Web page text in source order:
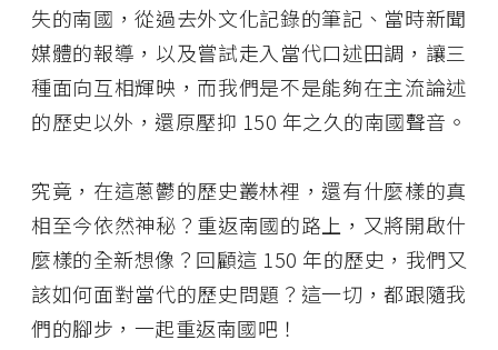
失的南國，從過去外文化記錄的筆記、當時新聞
媒體的報導，以及嘗試走入當代口述田調，讓三
種面向互相輝映，而我們是不是能夠在主流論述
的歷史以外，還原壓抑 150 年之久的南國聲音。
究竟，在這蔥鬱的歷史叢林裡，還有什麼樣的真
相至今依然神秘？重返南國的路上，又將開啟什
麼樣的全新想像？回顧這 150 年的歷史，我們又
該如何面對當代的歷史問題？這一切，都跟隨我
們的腳步，一起重返南國吧！